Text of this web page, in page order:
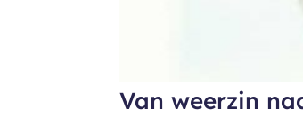
Van weerzin